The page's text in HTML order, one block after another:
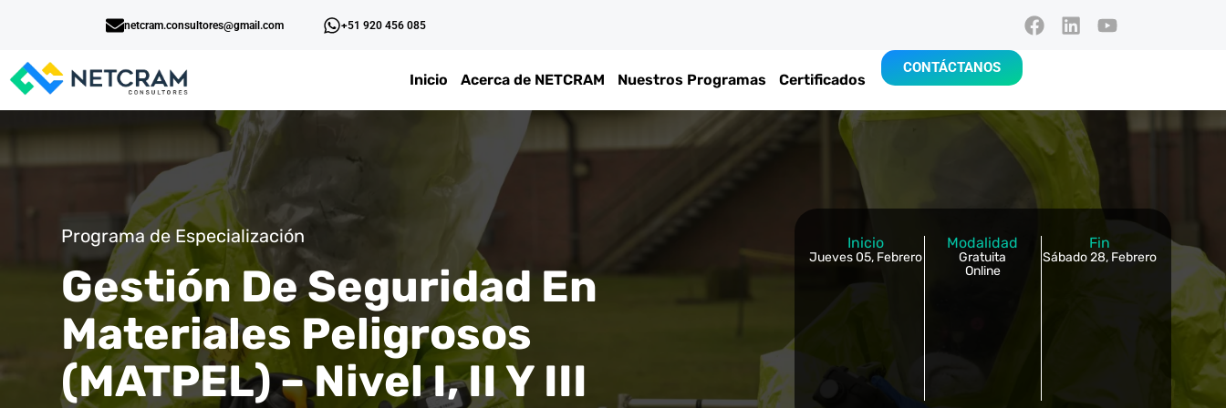
+51 920 456 085
netcram.consultores@gmail.com
Inicio Acerca de NETCRAM Nuestros Programas Certificados
CONTÁCTANOS
Programa de Especialización
Gestión De Seguridad En
Materiales Peligrosos
(MATPEL) – Nivel I, II Y III
Inicio
Jueves 05, Febrero
Modalidad
Gratuita
Online
Fin
Sábado 28, Febrero